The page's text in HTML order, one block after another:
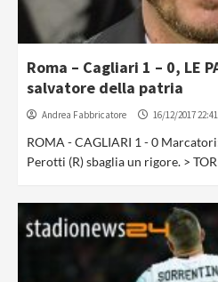
Roma – Cagliari 1 – 0, LE
salvatore della patria
Andrea Fabbricatore 16/12/2017 22:41
ROMA - CAGLIARI 1 - 0
Perotti (R) sbaglia un rigore. >